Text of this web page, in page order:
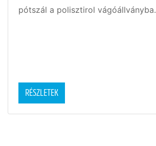
pótszál a polisztirol
RÉSZLETEK